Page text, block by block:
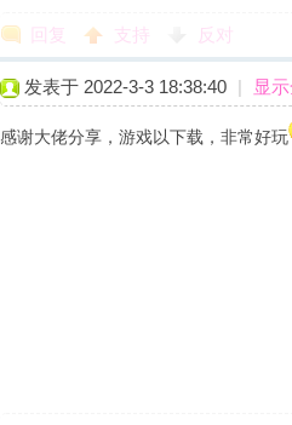
回复 支持 反对
发表于 2022-3-3 18:38:40 | 显
感谢大佬分享，游戏以下载，非常好玩